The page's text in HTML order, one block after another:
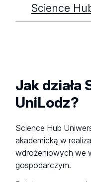
Science
Jak działa
UniLodz?
Science Hub
akademicką w
wdrożeniowych we
gospodarczym.